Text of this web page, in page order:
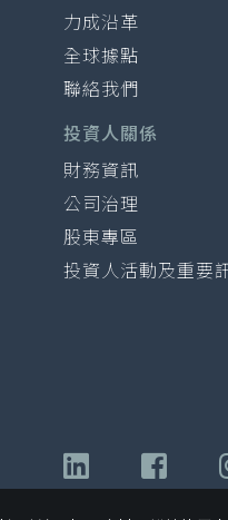
力成沿革
全球據點
聯絡我們
投資人關係
財務資訊
公司治理
股東專區
投資人活動及重要